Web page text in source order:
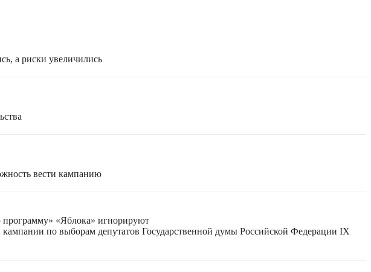
а риски увеличились
вести кампанию
«Яблока» игнорируют
по выборам депутатов Государственной думы Российской Федерации IX